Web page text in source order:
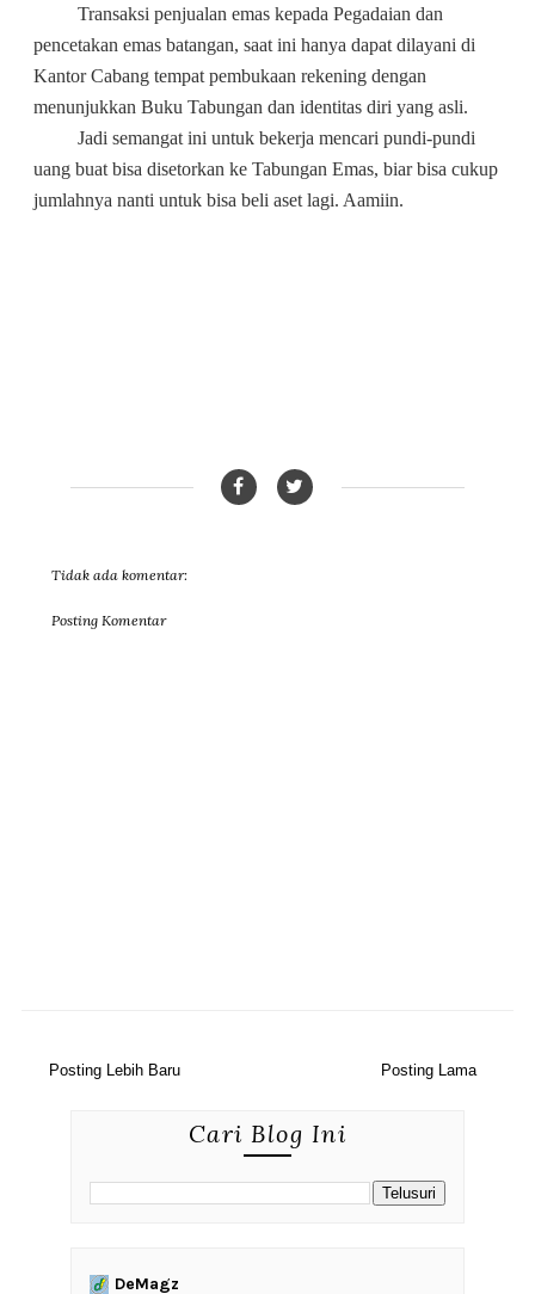
Transaksi penjualan emas kepada Pegadaian dan
pencetakan emas batangan, saat ini hanya dapat dilayani di
Kantor Cabang tempat pembukaan rekening dengan
menunjukkan Buku Tabungan dan identitas diri yang asli.
Jadi semangat ini untuk bekerja mencari pundi-pundi
uang buat bisa disetorkan ke Tabungan Emas, biar bisa cukup
jumlahnya nanti untuk bisa beli aset lagi. Aamiin.
Tidak ada komentar:
Posting Komentar
Posting Lebih Baru Posting Lama
Cari Blog Ini
DeMagz